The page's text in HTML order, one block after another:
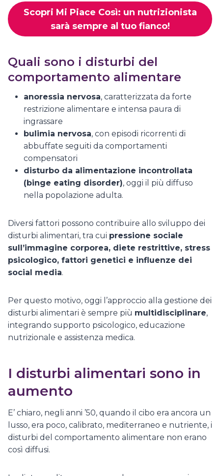
Scopri Mi Piace Così: un nutrizionista
sarà sempre al tuo fianco!
Quali sono i disturbi del
comportamento alimentare
anoressia nervosa, caratterizzata da forte
restrizione alimentare e intensa paura di
ingrassare
bulimia nervosa, con episodi ricorrenti di
abbuffate seguiti da comportamenti
compensatori
disturbo da alimentazione incontrollata
(binge eating disorder), oggi il più diffuso
nella popolazione adulta.
Diversi fattori possono contribuire allo sviluppo dei
disturbi alimentari, tra cui pressione sociale
sull’immagine corporea, diete restrittive, stress
psicologico, fattori genetici e influenze dei
social media.
Per questo motivo, oggi l’approccio alla gestione dei
disturbi alimentari è sempre più multidisciplinare,
integrando supporto psicologico, educazione
nutrizionale e assistenza medica.
I disturbi alimentari sono in
aumento
E’ chiaro, negli anni ’50, quando il cibo era ancora un
lusso, era poco, calibrato, mediterraneo e nutriente, i
disturbi del comportamento alimentare non erano
così diffusi.